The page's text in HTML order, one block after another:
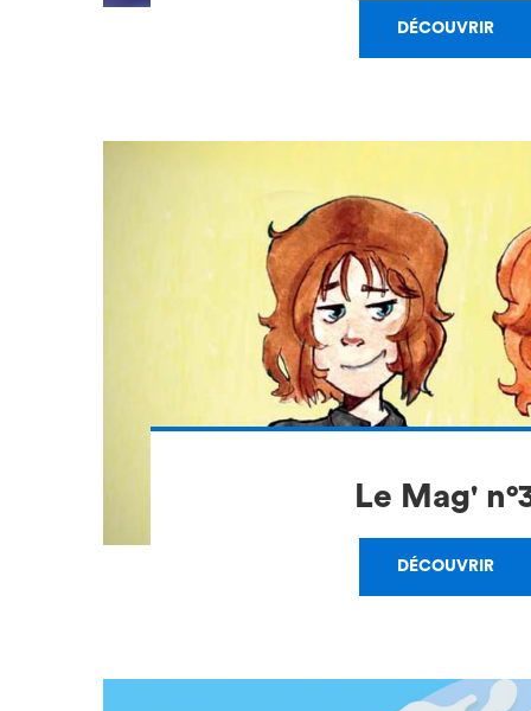
DÉCOUVRIR
Le Mag'
DÉCOUVRIR